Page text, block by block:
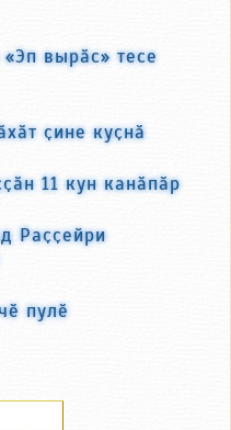
вырӑс» тесе
ҫине куҫнӑ
11 кун канӑпӑр
Раҫҫейри
пулӗ